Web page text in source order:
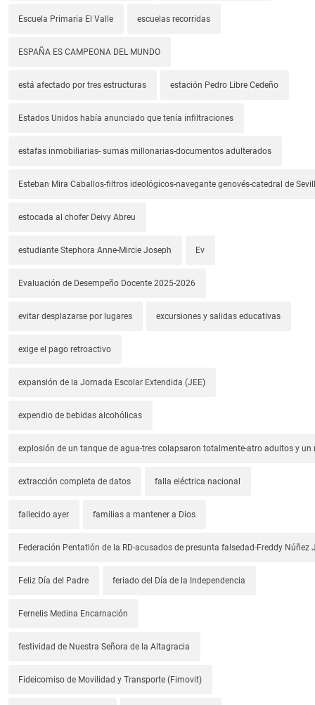
Escuela Primaria El Valle escuelas recorridas
ESPAÑA ES CAMPEONA DEL MUNDO
está afectado por tres estructuras estación Pedro Libre Cedeño
Estados Unidos había anunciado que tenía infiltraciones
estafas inmobiliarias- sumas millonarias-documentos adulterados
Esteban Mira Caballos-filtros ideológicos-navegante genovés-catedral de
estocada al chofer Deivy Abreu
estudiante Stephora Anne-Mircie Joseph Ev
Evaluación de Desempeño Docente 2025-2026
evitar desplazarse por lugares excursiones y salidas educativas
exige el pago retroactivo
expansión de la Jornada Escolar Extendida (JEE)
expendio de bebidas alcohólicas
explosión de un tanque de agua-tres colapsaron totalmente-atro adultos y un
extracción completa de datos falla eléctrica nacional
fallecido ayer familias a mantener a Dios
Federación Pentatlón de la RD-acusados de presunta falsedad-Freddy Núñez
Feliz Día del Padre feriado del Día de la Independencia
Fernelis Medina Encarnación
festividad de Nuestra Señora de la Altagracia
Fideicomiso de Movilidad y Transporte (Fimovit)